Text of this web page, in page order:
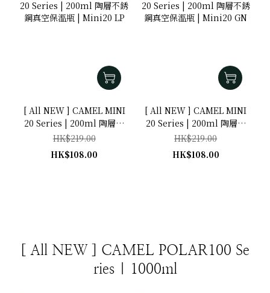
[ All NEW ] CAMEL MINI
20 Series | 200ml 陶層不
銹鋼真空保溫瓶 | Mini20
LP
HK$219.00
HK$108.00
[ All NEW ] CAMEL MINI
20 Series | 200ml 陶層不
銹鋼真空保溫瓶 | Mini20
GN
HK$219.00
HK$108.00
[ All NEW ] CAMEL POLAR100 Se
ries | 1000ml